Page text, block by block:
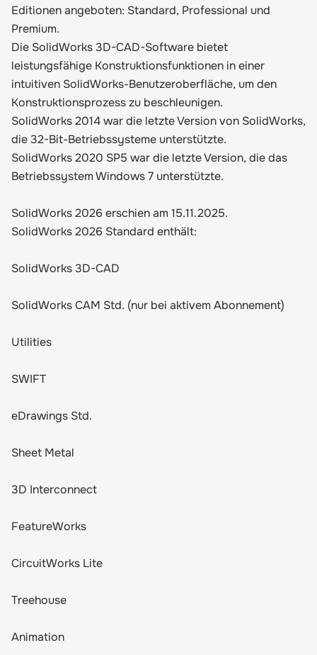
Editionen angeboten: Standard, Professional und
Premium.
Die SolidWorks 3D-CAD-Software bietet
leistungsfähige Konstruktionsfunktionen in einer
intuitiven SolidWorks-Benutzeroberfläche, um den
Konstruktionsprozess zu beschleunigen.
SolidWorks 2014 war die letzte Version von SolidWorks,
die 32-Bit-Betriebssysteme unterstützte.
SolidWorks 2020 SP5 war die letzte Version, die das
Betriebssystem Windows 7 unterstützte.
SolidWorks 2026 erschien am 15.11.2025.
SolidWorks 2026 Standard enthält:
SolidWorks 3D-CAD
SolidWorks CAM Std. (nur bei aktivem Abonnement)
Utilities
SWIFT
eDrawings Std.
Sheet Metal
3D Interconnect
FeatureWorks
CircuitWorks Lite
Treehouse
Animation